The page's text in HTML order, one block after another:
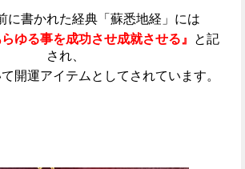
に書かれた経典「蘇悉地経」には
らゆる事を成功させ成就させる』
と記
され、
開運アイテムとしてされています。